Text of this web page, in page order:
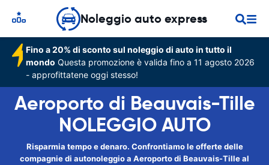
Noleggio auto express
Fino a 20% di sconto sul noleggio di auto in tutto il
mondo Questa promozione è valida fino a 11 agosto 2026
- approfittatene oggi stesso!
Aeroporto di Beauvais-Tille
NOLEGGIO AUTO
Risparmia tempo e denaro. Confrontiamo le offerte delle
compagnie di autonoleggio a Aeroporto di Beauvais-Tille al